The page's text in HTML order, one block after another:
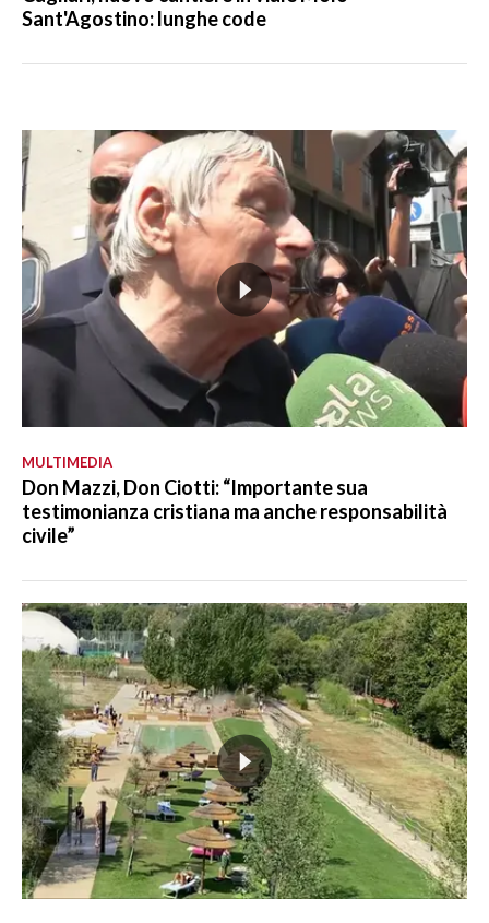
Sant'Agostino: lunghe code
MULTIMEDIA
Don Mazzi, Don Ciotti: “Importante sua
testimonianza cristiana ma anche responsabilità
civile”